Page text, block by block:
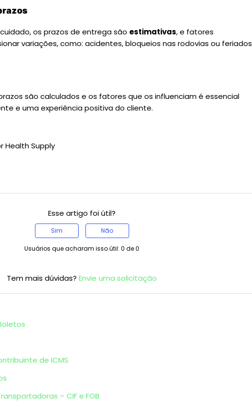
os prazos de entrega são estimativas, e fatores
variações, como: acidentes, bloqueios nas rodovias ou feriados
são calculados e os fatores que os influenciam é essencial
e uma experiência positiva do cliente.
Health Supply
Esse artigo foi útil?
Sim Não
Usuários que acharam isso útil: 0 de 0
Tem mais dúvidas?Envie uma solicitação
de ICMS
– CIF e FOB